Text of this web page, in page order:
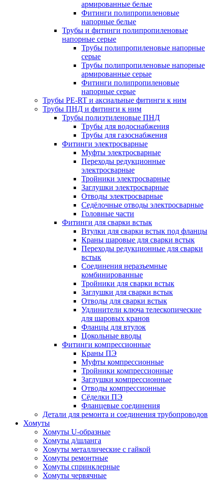
армированные белые
Фитинги полипропиленовые
напорные белые
Трубы и фитинги полипропиленовые
напорные серые
Трубы полипропиленовые напорные
серые
Трубы полипропиленовые напорные
армированные серые
Фитинги полипропиленовые
напорные серые
Трубы PE-RT и аксиальные фитинги к ним
Трубы ПНД и фитинги к ним
Трубы полиэтиленовые ПНД
Трубы для водоснабжения
Трубы для газоснабжения
Фитинги электросварные
Муфты электросварные
Переходы редукционные
электросварные
Тройники электросварные
Заглушки электросварные
Отводы электросварные
Седёлочные отводы электросварные
Головные части
Фитинги для сварки встык
Втулки для сварки встык под фланцы
Краны шаровые для сварки встык
Переходы редукционные для сварки
встык
Соединения неразъемные
комбинированные
Тройники для сварки встык
Заглушки для сварки встык
Отводы для сварки встык
Удлинители ключа телескопические
для шаровых кранов
Фланцы для втулок
Цокольные вводы
Фитинги компрессионные
Краны ПЭ
Муфты компрессионные
Тройники компрессионные
Заглушки компрессионные
Отводы компрессионные
Сёделки ПЭ
Фланцевые соединения
Детали для ремонта и соединения трубопроводов
Хомуты
Хомуты U-образные
Хомуты д/шланга
Хомуты металлические с гайкой
Хомуты ремонтные
Хомуты спринклерные
Хомуты червячные